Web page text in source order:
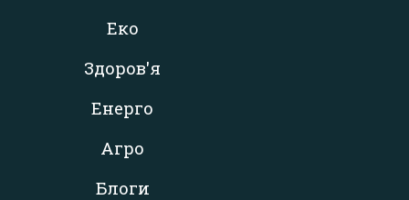
Еко
Здоров'я
Енерго
Агро
Блоги